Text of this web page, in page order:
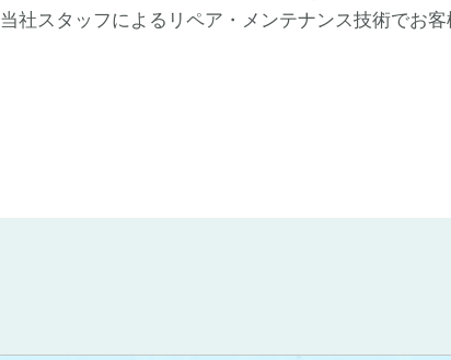
当社スタッフによるリペア・メンテナンス技術でお客